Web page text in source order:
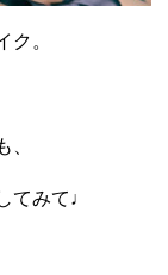
ク。
、
てみて♩